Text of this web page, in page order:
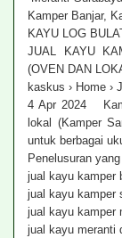
Kamper Banjar,
KAYU LOG
JUAL KAYU
(OVEN DAN
kaskus › Home ›
4 Apr 2024
lokal (Kamper
untuk berbagai
Penelusuran
jual kayu kamper
jual kayu kamper
jual kayu kamper
jual kayu meranti